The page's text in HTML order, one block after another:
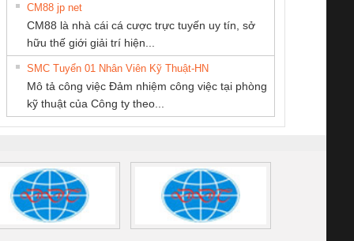
sát chuỗi
tấm pin
16I+
(2502520000)
Bộ chỉnh lưu nguồn
điện TRANSCLINIC
BKE 1K5.4
(7791400879)2. Giá
Nẹp nhôm chống
trơn Đà Nẵng
TNHH TM QC
Miền
THƯƠNG MẠI
DỊCH VỤ KỸ
THUẬT ĐIỆN CƠ
GIA HƯNG PHÁT
company LTD
CM88 jp net
CM88 là nhà cái cá cược trực tuyến uy tín, sở
hữu thế giới giải trí hiện...
SMC Tuyển 01 Nhân Viên Kỹ Thuật-HN
Mô tả công việc Đảm nhiệm công việc tại phòng
kỹ thuật của Công ty theo...